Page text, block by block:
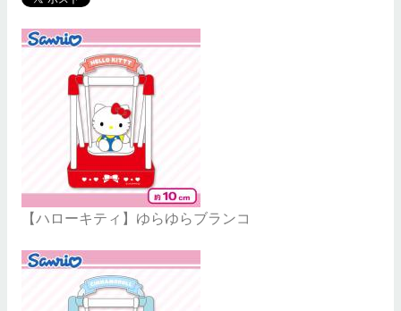
【ハローキティ】ゆらゆらブランコ